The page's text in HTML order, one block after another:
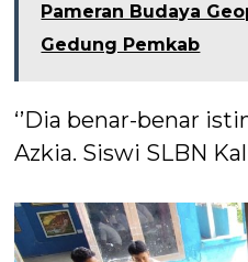
Pameran Budaya
Gedung Pemkab
‘’Dia benar-benar
Azkia. Siswi SLBN